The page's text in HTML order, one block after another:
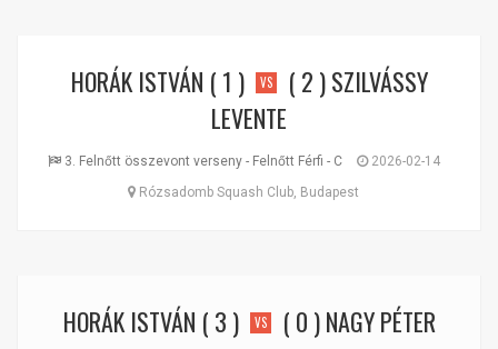
HORÁK ISTVÁN ( 1 ) VS ( 2 )SZILVÁSSY
LEVENTE
3. Felnőtt összevont verseny - Felnőtt Férfi - C
2026-02-14
Rózsadomb Squash Club, Budapest
HORÁK ISTVÁN ( 3 ) VS ( 0 )NAGY PÉTER